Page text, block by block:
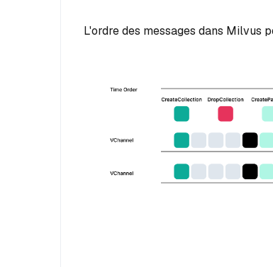
L'ordre des messages dans Milvus